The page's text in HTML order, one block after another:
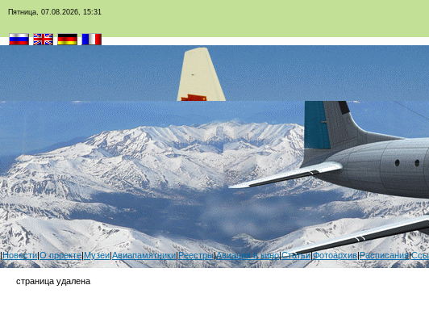
Пятница, 07.08.2026, 15:31
|Новости|О проекте|Музеи|Авиапамятники|Реестры|Авиация в кино|Статьи|Фотоархив|Расписания|
страница удалена